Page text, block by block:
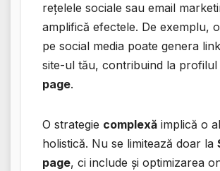
rețelele sociale sau email
amplifică efectele. De exemplu,
pe social media poate genera
site-ul tău, contribuind la profilul
page.
O strategie complexă implică o
holistică. Nu se limitează doar la
page, ci include și optimizarea